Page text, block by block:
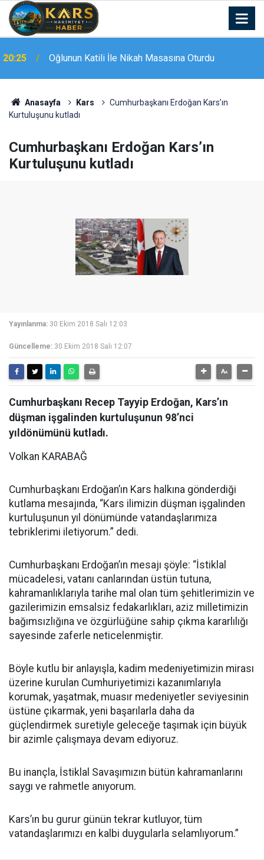
20:25 Oğlunun Katili İle Nikah Masasına Oturdu
20:19
Yeni aldığı motosikletle kaza yapan genç hayatını
kaybetti: O anlar kamerada
Anasayfa Kars
Cumhurbaşkanı Erdoğan Kars’ın
Kurtuluşunu kutladı
Cumhurbaşkanı Erdoğan Kars’ın
Kurtuluşunu kutladı
Yayınlanma: 30 Ekim 2018 Salı 12:03
Güncelleme: 30 Ekim 2018 Salı 12:07
Cumhurbaşkanı Recep Tayyip Erdoğan, Kars’ın
düşman işgalinden kurtuluşunun 98’nci
yıldönümünü kutladı.
Volkan KARABAĞ
Cumhurbaşkanı Erdoğan’ın Kars halkına gönderdiği
kutlama mesajında, “Kars ilimizin düşman işgalinden
kurtuluşunun yıl dönümünde vatandaşlarımıza
tebriklerimi iletiyorum.” dedi.
Cumhurbaşkanı Erdoğan’ın mesajı şöyle: “İstiklal
mücadelesi, vatanı canlarından üstün tutuna,
kahramanlıklarıyla tarihe mal olan tüm şehitlerimizin ve
gazilerimizin emsalsiz fedakarlıkları, aziz milletimizin
bağımsızlığına ve özgürlüğüne sahip çıkma kararlılığı
sayesinde zaferle neticelenmiştir.
Böyle kutlu bir anlayışla, kadim medeniyetimizin mirası
üzerine kurulan Cumhuriyetimizi kazanımlarıyla
korumak, yaşatmak, muasır medeniyetler seviyesinin
üstüne çıkarmak, yeni başarılarla daha da
güçlendirmek suretiyle geleceğe taşımak için büyük
bir azimle çalışmaya devam ediyoruz.
Bu inançla, İstiklal Savaşımızın bütün kahramanlarını
saygı ve rahmetle anıyorum.
Kars’ın bu gurur günün tekrar kutluyor, tüm
vatandaşlarımızı en kalbi duygularla selamlıyorum.”